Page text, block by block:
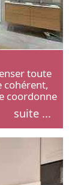
toute
cohérent,
coordonne
suite ...